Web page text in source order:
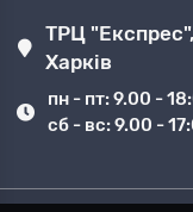
ТРЦ
Харків
пн - пт: 9.00 -
сб - вс: 9.00 -